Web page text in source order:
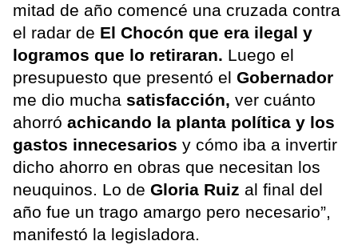
mitad de año comencé una cruzada contra
el radar de El Chocón que era ilegal y
logramos que lo retiraran. Luego el
presupuesto que presentó el Gobernador
me dio mucha satisfacción, ver cuánto
ahorró achicando la planta política y los
gastos innecesarios y cómo iba a invertir
dicho ahorro en obras que necesitan los
neuquinos. Lo de Gloria Ruiz al final del
año fue un trago amargo pero necesario”,
manifestó la legisladora.